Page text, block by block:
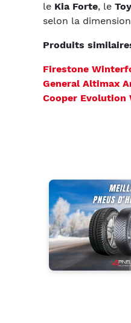
le Kia Forte, le
selon la
Produits
Firestone
General Altimax
Cooper Evolution